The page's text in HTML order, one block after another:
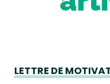
LETTRE DE